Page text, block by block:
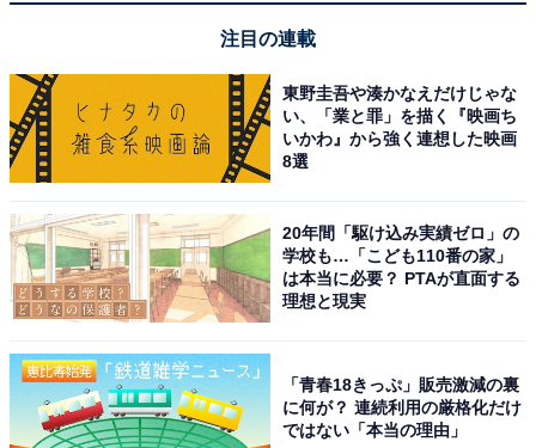
注目の連載
東野圭吾や湊かなえだけじゃな
い、「業と罪」を描く『映画ち
いかわ』から強く連想した映画
8選
20年間「駆け込み実績ゼロ」の
学校も…「こども110番の家」
は本当に必要？ PTAが直面する
理想と現実
「青春18きっぷ」販売激減の裏
に何が？ 連続利用の厳格化だけ
ではない「本当の理由」